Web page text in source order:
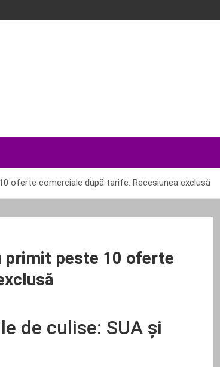
oferte comerciale după tarife. Recesiunea exclusă
primit peste 10 oferte
de culise: SUA și